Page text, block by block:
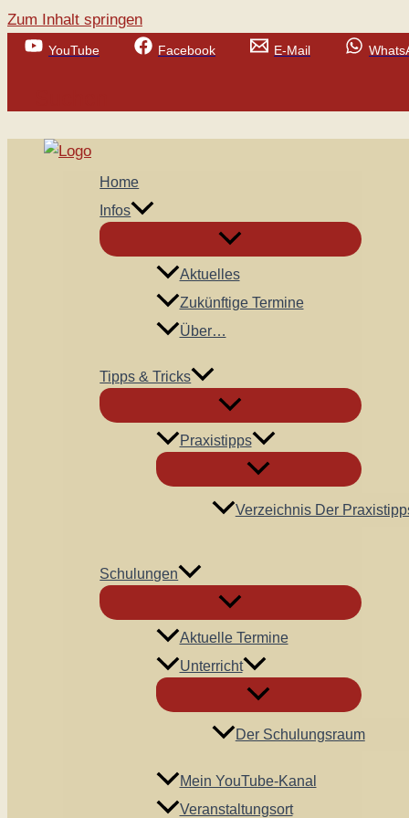
Zum Inhalt springen
YouTube Facebook E-Mail
Home
Infos
Aktuelles
Zukünftige Termine
Über…
Tipps & Tricks
Praxistipps
Verzeichnis Der
Schulungen
Aktuelle Termine
Unterricht
Der Schulungsraum
Mein YouTube-Kanal
Veranstaltungsort